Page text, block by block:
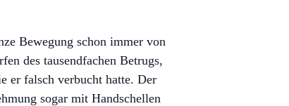
Bewegung schon immer von
des tausendfachen Betrugs,
er falsch verbucht hatte. Der
sogar mit Handschellen